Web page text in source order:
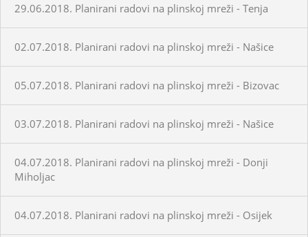
29.06.2018. Planirani radovi na plinskoj mreži - Tenja
02.07.2018. Planirani radovi na plinskoj mreži - Našice
05.07.2018. Planirani radovi na plinskoj mreži - Bizovac
03.07.2018. Planirani radovi na plinskoj mreži - Našice
04.07.2018. Planirani radovi na plinskoj mreži - Donji
Miholjac
04.07.2018. Planirani radovi na plinskoj mreži - Osijek